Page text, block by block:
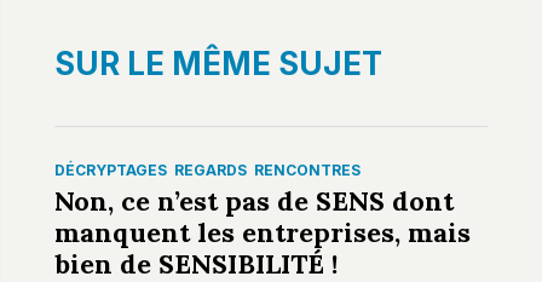
SUR LE MÊME SUJET
DÉCRYPTAGES REGARDS RENCONTRES
Non, ce n’est pas de SENS dont
manquent les entreprises, mais
bien de SENSIBILITÉ !